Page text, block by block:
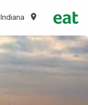
Indiana